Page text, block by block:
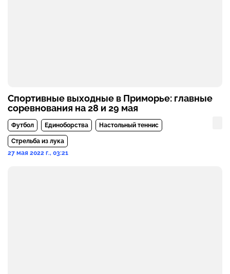
Спортивные выходные в Приморье: главные
соревнования на 28 и 29 мая
Футбол Единоборства Настольный теннис
Стрельба из лука
27 мая 2022 г., 03:21